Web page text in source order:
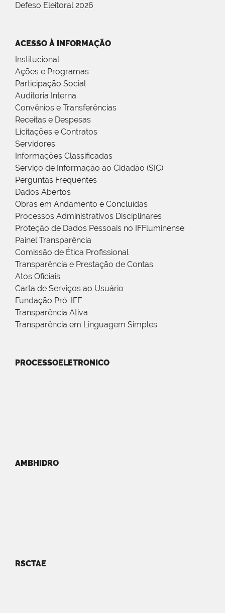
Defeso Eleitoral 2026
ACESSO À INFORMAÇÃO
Institucional
Ações e Programas
Participação Social
Auditoria Interna
Convênios e Transferências
Receitas e Despesas
Licitações e Contratos
Servidores
Informações Classificadas
Serviço de Informação ao Cidadão (SIC)
Perguntas Frequentes
Dados Abertos
Obras em Andamento e Concluídas
Processos Administrativos Disciplinares
Proteção de Dados Pessoais no IFFluminense
Painel Transparência
Comissão de Ética Profissional
Transparência e Prestação de Contas
Atos Oficiais
Carta de Serviços ao Usuário
Fundação Pró-IFF
Transparência Ativa
Transparência em Linguagem Simples
PROCESSOELETRONICO
AMBHIDRO
RSCTAE